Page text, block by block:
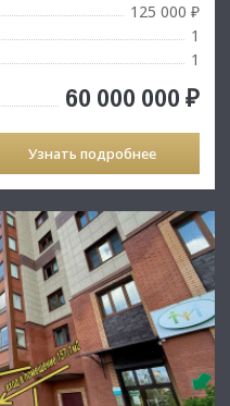
125 000 ₽
1
1
60 000 000 ₽
Узнать подробнее